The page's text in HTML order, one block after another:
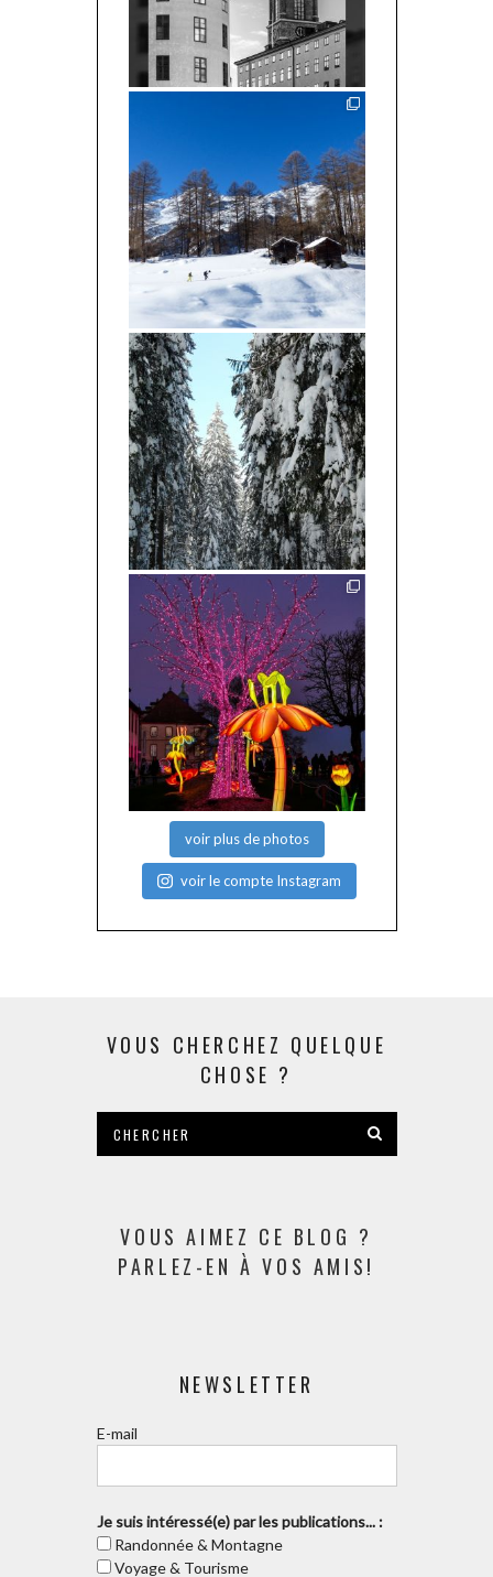
voir plus de photos
voir le compte Instagram
VOUS CHERCHEZ QUELQUE
CHOSE ?
VOUS AIMEZ CE BLOG ?
PARLEZ-EN À VOS AMIS!
NEWSLETTER
E-mail
Je suis intéressé(e) par les publications... :
Randonnée & Montagne
Voyage & Tourisme